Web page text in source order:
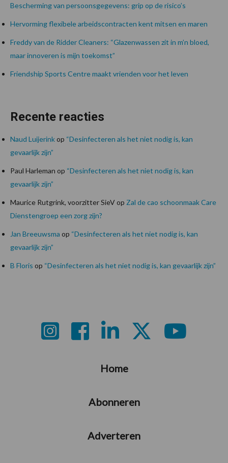
Bescherming van persoonsgegevens: grip op de risico’s
Hervorming flexibele arbeidscontracten kent mitsen en maren
Freddy van de Ridder Cleaners: “Glazenwassen zit in m’n bloed,
maar innoveren is mijn toekomst”
Friendship Sports Centre maakt vrienden voor het leven
Recente reacties
Naud Luijerinkop “Desinfecteren als het niet nodig is, kan
gevaarlijk zijn”
Paul Harleman op “Desinfecteren als het niet nodig is, kan
gevaarlijk zijn”
Maurice Rutgrink, voorzitter SieVop Zal de cao schoonmaak Care
Dienstengroep een zorg zijn?
Jan Breeuwsma op “Desinfecteren als het niet nodig is, kan
gevaarlijk zijn”
B Floris op “Desinfecteren als het niet nodig is, kan gevaarlijk zijn”
Home
Abonneren
Adverteren